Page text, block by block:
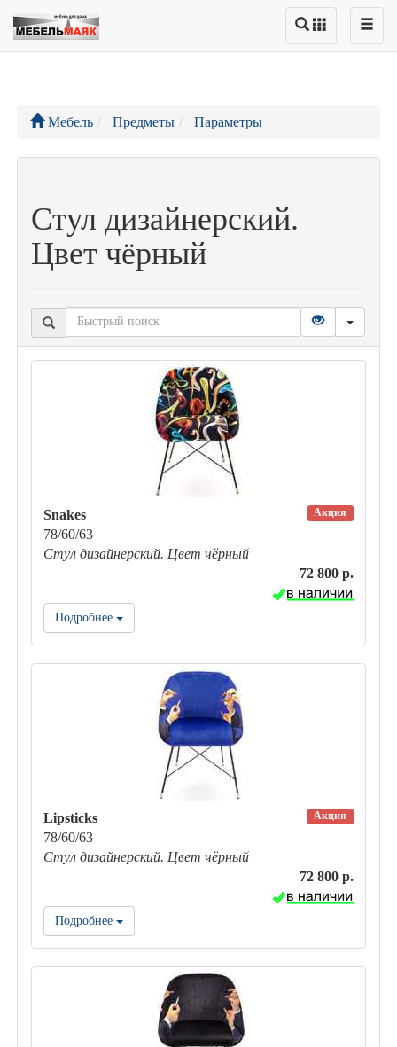
Мебель Предметы Параметры
Стул дизайнерский.
Цвет чёрный
Акция
Snakes
78/60/63
Стул дизайнерский. Цвет чёрный
72 800 р.
Подробнее
Акция
Lipsticks
78/60/63
Стул дизайнерский. Цвет чёрный
72 800 р.
Подробнее